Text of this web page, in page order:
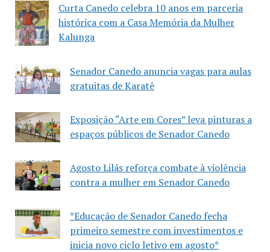
Curta Canedo celebra 10 anos em parceria
histórica com a Casa Memória da Mulher
Kalunga
Senador Canedo anuncia vagas para aulas
gratuitas de Karatê
Exposição “Arte em Cores” leva pinturas a
espaços públicos de Senador Canedo
Agosto Lilás reforça combate à violência
contra a mulher em Senador Canedo
*Educação de Senador Canedo fecha
primeiro semestre com investimentos e
inicia novo ciclo letivo em agosto*